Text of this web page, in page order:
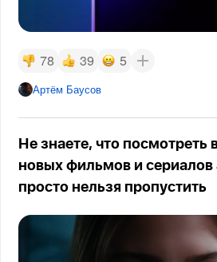
78 39 5
Артём Баусов
Не знаете, что посмотреть
новых фильмов и сериалов
просто нельзя пропустить